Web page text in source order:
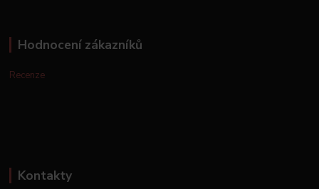
Hodnocení zákazníků
Recenze
Kontakty